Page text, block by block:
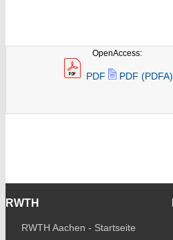
OpenAccess:
PDF PDF (PDFA)
RWTH
RWTH Aachen - Startseite